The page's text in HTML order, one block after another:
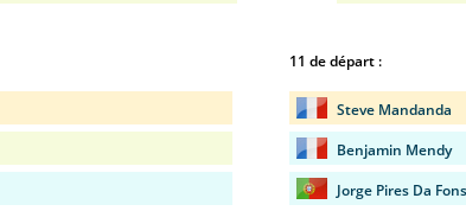
11 de départ :
Steve Mandanda
Benjamin Mendy
Jorge Pires Da